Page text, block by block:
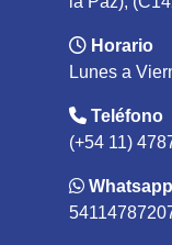
Horario
Lunes a
Teléfono
(+54 11)
Whatsapp